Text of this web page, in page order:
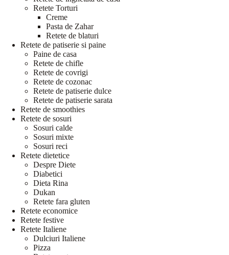
Retete Torturi
Creme
Pasta de Zahar
Retete de blaturi
Retete de patiserie si paine
Paine de casa
Retete de chifle
Retete de covrigi
Retete de cozonac
Retete de patiserie dulce
Retete de patiserie sarata
Retete de smoothies
Retete de sosuri
Sosuri calde
Sosuri mixte
Sosuri reci
Retete dietetice
Despre Diete
Diabetici
Dieta Rina
Dukan
Retete fara gluten
Retete economice
Retete festive
Retete Italiene
Dulciuri Italiene
Pizza